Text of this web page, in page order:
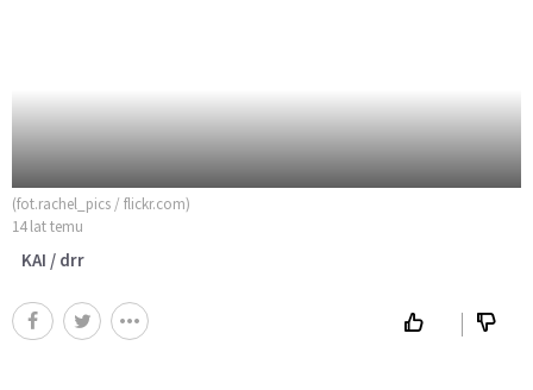
(fot.rachel_pics / flickr.com)
14 lat temu
KAI / drr